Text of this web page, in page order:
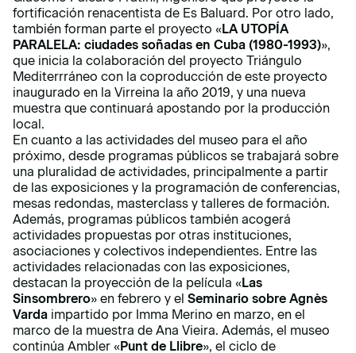
fortificación renacentista de Es Baluard. Por otro lado,
también forman parte el proyecto «LA UTOPÍA
PARALELA: ciudades soñadas en Cuba (1980-1993)»,
que inicia la colaboración del proyecto Triángulo
Mediterrráneo con la coproducción de este proyecto
inaugurado en la Virreina la año 2019, y una nueva
muestra que continuará apostando por la producción
local.
En cuanto a las actividades del museo para el año
próximo, desde programas públicos se trabajará sobre
una pluralidad de actividades, principalmente a partir
de las exposiciones y la programación de conferencias,
mesas redondas, masterclass y talleres de formación.
Además, programas públicos también acogerá
actividades propuestas por otras instituciones,
asociaciones y colectivos independientes. Entre las
actividades relacionadas con las exposiciones,
destacan la proyección de la película «Las
Sinsombrero» en febrero y el Seminario sobre Agnès
Varda impartido por Imma Merino en marzo, en el
marco de la muestra de Ana Vieira. Además, el museo
continúa Ambler «Punt de Llibre», el ciclo de